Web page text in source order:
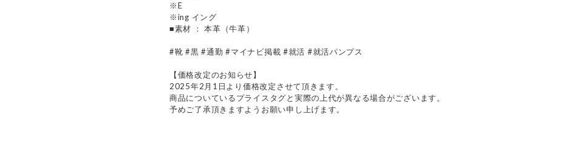
※E
※ing イング
■素材 ： 本革（牛革）
#靴 #黒 #通勤 #マイナビ掲載 #就活 #就活パンプス
【価格改定のお知らせ】
2025年2月1日より価格改定させて頂きます。
商品についているプライスタグと実際の上代が異なる場合がございます。
予めご了承頂きますようお願い申し上げます。